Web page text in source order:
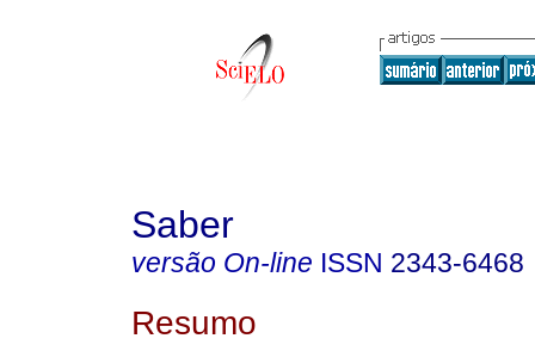
Saber
versão On-line ISSN 2343-6468
Resumo